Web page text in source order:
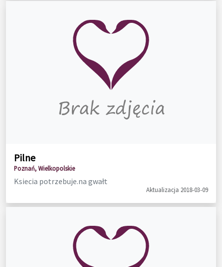
Pilne
Poznań, Wielkopolskie
Ksiecia potrzebuje.na gwałt
Aktualizacja 2018-03-09